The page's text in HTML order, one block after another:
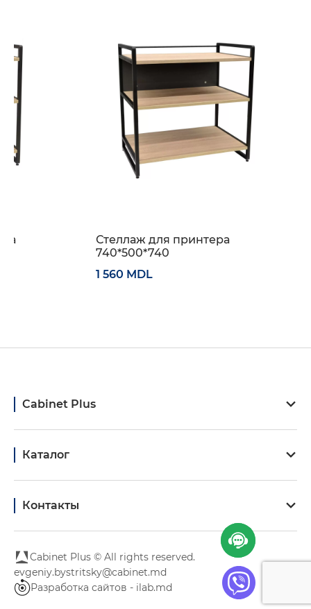
Стеллаж для принтера
740*500*740
1 560 MDL
Cabinet Plus
Каталог
Контакты
Cabinet Plus © All rights reserved.
evgeniy.bystritsky@cabinet.md
Разработка сайтов - ilab.md